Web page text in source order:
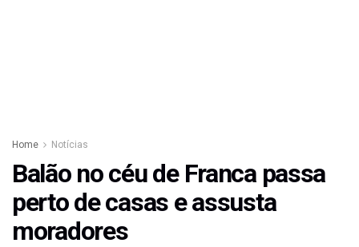
Home Notícias
Balão no céu de Franca passa
perto de casas e assusta
moradores